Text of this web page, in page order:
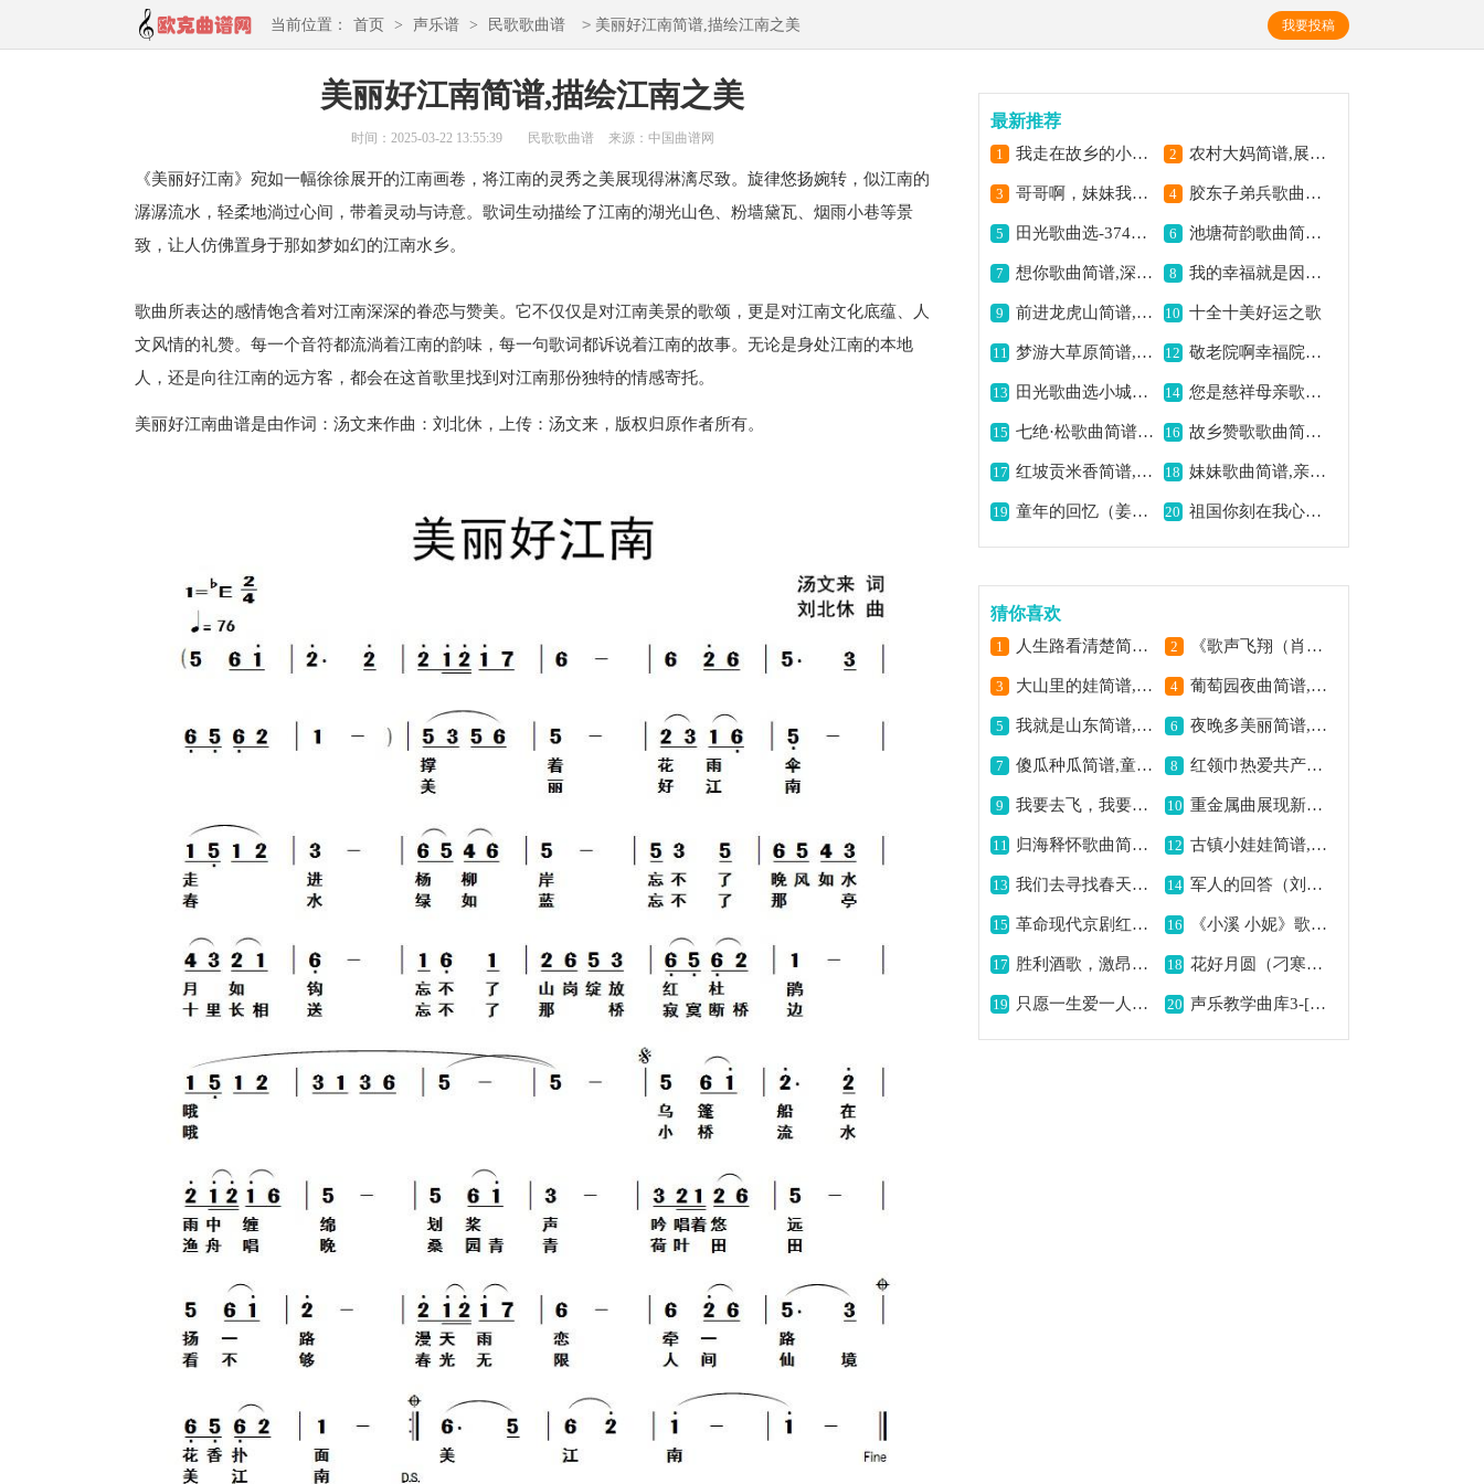
当前位置： 首页 > 声乐谱 > 民歌歌曲谱 > 美丽好江南简谱,描绘江南之美 我要投稿
美丽好江南简谱,描绘江南之美
时间：2025-03-22 13:55:39 民歌歌曲谱 来源：中国曲谱网
《美丽好江南》宛如一幅徐徐展开的江南画卷，将江南的灵秀之美展现得淋漓尽致。旋律悠扬婉转，似江南的
潺潺流水，轻柔地淌过心间，带着灵动与诗意。歌词生动描绘了江南的湖光山色、粉墙黛瓦、烟雨小巷等景
致，让人仿佛置身于那如梦如幻的江南水乡。
歌曲所表达的感情饱含着对江南深深的眷恋与赞美。它不仅仅是对江南美景的歌颂，更是对江南文化底蕴、人
文风情的礼赞。每一个音符都流淌着江南的韵味，每一句歌词都诉说着江南的故事。无论是身处江南的本地
人，还是向往江南的远方客，都会在这首歌里找到对江南那份独特的情感寄托。
​美丽好江南曲谱是由作词：汤文来作曲：刘北休，上传：汤文来，版权归原作者所有。
最新推荐
1 我走在故乡的小路上简谱,唤起故乡温情 2 农村大妈简谱,展现质朴生活
3 哥哥啊，妹妹我有话对你讲（姜海红词 李志明曲）歌曲简谱,诉说兄妹深情 4 胶东子弟兵歌曲简谱,展现子弟兵风采
5 田光歌曲选-374啊！雷峰夕照歌曲简谱,展现夕照之美 6 池塘荷韵歌曲简谱,展现清幽荷景
7 想你歌曲简谱,深情思念之韵 8 我的幸福就是因为有你简谱,诠释幸福的旋律
9 前进龙虎山简谱,展现奋进豪情 10 十全十美好运之歌
11 梦游大草原简谱,畅享草原意境 12 敬老院啊幸福院歌曲简谱,展现老人幸福生活
13 田光歌曲选小城之春,描绘小城春日之美 14 您是慈祥母亲歌曲简谱,表达母爱深情
15 七绝·松歌曲简谱,展现松之神韵 16 故乡赞歌歌曲简谱,歌颂故乡深情
17 红坡贡米香简谱,展现稻米芬芳 18 妹妹歌曲简谱,亲情温馨之韵
19 童年的回忆（姜坤词 孙学强曲）歌曲简谱,唤起童年美好记忆 20 祖国你刻在我心上歌曲简谱,抒发爱国深情
猜你喜欢
1 人生路看清楚简谱,诠释人生之路真谛 2 《歌声飞翔（肖媄鹿词 左霞曲、合唱）》歌曲简谱,展现歌声飞翔之美
3 大山里的娃简谱,唱出乡村孩子梦 4 葡萄园夜曲简谱,描绘浪漫夜曲意境
5 我就是山东简谱,展现齐鲁豪情 6 夜晚多美丽简谱,合唱很有氛围感
7 傻瓜种瓜简谱,童趣欢快之曲 8 红领巾热爱共产党简谱,唱出对党深厚情
9 我要去飞，我要去追简谱,追逐梦想之旋律 10 重金属曲展现新大陆意境
11 归海释怀歌曲简谱,尽显归海之情怀 12 古镇小娃娃简谱,童趣满满之曲
13 我们去寻找春天简谱,合唱展现春日活力 14 军人的回答（刘岐山词 于珂群曲）歌曲简谱,展现军人豪情
15 革命现代京剧红灯记主要唱段：做人要做这样的人(第五场 铁梅唱段)简谱京剧,传递革命精神 16 《小溪 小妮》歌曲简谱,清新旋律沁人心脾
17 胜利酒歌，激昂的旋律, 18 花好月圆（刁寒演唱版）吉他谱六线谱,浪漫团圆之佳作
19 只愿一生爱一人简谱,深情爱意满心间 20 声乐教学曲库3-[意]48你发火，就爱生气（正谱）,生气发火的别样表达